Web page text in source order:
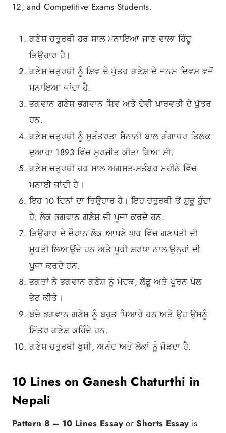
12, and Competitive Exams Students.
ਗਣੇਸ਼ ਚਤੁਰਥੀ ਹਰ ਸਾਲ ਮਨਾਇਆ ਜਾਣ ਵਾਲਾ ਹਿੰਦੂ
ਤਿਉਹਾਰ ਹੈ।
ਗਣੇਸ਼ ਚਤੁਰਥੀ ਨੂੰ ਸ਼ਿਵ ਦੇ ਪੁੱਤਰ ਗਣੇਸ਼ ਦੇ ਜਨਮ ਦਿਵਸ ਵਜੋਂ
ਮਨਾਇਆ ਜਾਂਦਾ ਹੈ.
ਭਗਵਾਨ ਗਣੇਸ਼ ਭਗਵਾਨ ਸ਼ਿਵ ਅਤੇ ਦੇਵੀ ਪਾਰਵਤੀ ਦੇ ਪੁੱਤਰ
ਹਨ.
ਗਣੇਸ਼ ਚਤੁਰਥੀ ਨੂੰ ਸੁਤੰਤਰਤਾ ਸੈਨਾਨੀ ਬਾਲ ਗੰਗਾਧਰ ਤਿਲਕ
ਦੁਆਰਾ 1893 ਵਿੱਚ ਸੁਰਜੀਤ ਕੀਤਾ ਗਿਆ ਸੀ.
ਗਣੇਸ਼ ਚਤੁਰਥੀ ਹਰ ਸਾਲ ਅਗਸਤ-ਸਤੰਬਰ ਮਹੀਨੇ ਵਿੱਚ
ਮਨਾਈ ਜਾਂਦੀ ਹੈ।
ਇਹ 10 ਦਿਨਾਂ ਦਾ ਤਿਉਹਾਰ ਹੈ। ਇਹ ਚਤੁਰਥੀ ਤੋਂ ਸ਼ੁਰੂ ਹੁੰਦਾ
ਹੈ. ਲੋਕ ਭਗਵਾਨ ਗਣੇਸ਼ ਦੀ ਪੂਜਾ ਕਰਦੇ ਹਨ.
ਤਿਉਹਾਰ ਦੇ ਦੌਰਾਨ ਲੋਕ ਆਪਣੇ ਘਰ ਵਿੱਚ ਗਣਪਤੀ ਦੀ
ਮੂਰਤੀ ਲਿਆਉਂਦੇ ਹਨ ਅਤੇ ਪੂਰੀ ਸ਼ਰਧਾ ਨਾਲ ਉਨ੍ਹਾਂ ਦੀ
ਪੂਜਾ ਕਰਦੇ ਹਨ.
ਭਗਤਾਂ ਨੇ ਭਗਵਾਨ ਗਣੇਸ਼ ਨੂੰ ਮੋਦਕ, ਲੱਡੂ ਅਤੇ ਪੂਰਨ ਪੋਲ
ਭੇਟ ਕੀਤੇ।
ਬੱਚੇ ਭਗਵਾਨ ਗਣੇਸ਼ ਨੂੰ ਬਹੁਤ ਪਿਆਰੇ ਹਨ ਅਤੇ ਉਹ ਉਸਨੂੰ
ਮਿੱਤਰ ਗਣੇਸ਼ ਕਹਿੰਦੇ ਹਨ.
ਗਣੇਸ਼ ਚਤੁਰਥੀ ਖੁਸ਼ੀ, ਅਨੰਦ ਅਤੇ ਲੋਕਾਂ ਨੂੰ ਜੋੜਦਾ ਹੈ.
10 Lines on Ganesh Chaturthi in
Nepali
Pattern 8 – 10 Lines EssayorShorts Essay is